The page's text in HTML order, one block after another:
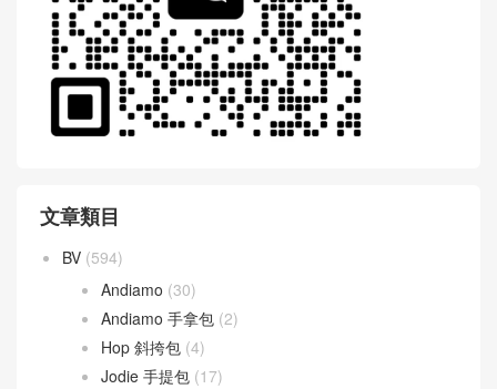
文章類目
BV (594)
Andiamo (30)
Andiamo 手拿包 (2)
Hop 斜挎包 (4)
Jodie 手提包 (17)